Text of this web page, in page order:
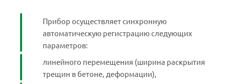
Прибор осуществляет синхронную
автоматическую регистрацию следующих
параметров:
линейного перемещения (ширина раскрытия
трещин в бетоне, деформации),